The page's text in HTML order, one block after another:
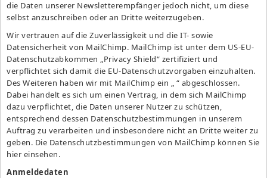
die Daten unserer Newsletterempfänger jedoch nicht, um diese
selbst anzuschreiben oder an Dritte weiterzugeben.
Wir vertrauen auf die Zuverlässigkeit und die IT- sowie
Datensicherheit von MailChimp. MailChimp ist unter dem US-EU-
Datenschutzabkommen „Privacy Shield“ zertifiziert und
verpflichtet sich damit die EU-Datenschutzvorgaben einzuhalten.
Des Weiteren haben wir mit MailChimp ein „ “ abgeschlossen.
Dabei handelt es sich um einen Vertrag, in dem sich MailChimp
dazu verpflichtet, die Daten unserer Nutzer zu schützen,
entsprechend dessen Datenschutzbestimmungen in unserem
Auftrag zu verarbeiten und insbesondere nicht an Dritte weiter zu
geben. Die Datenschutzbestimmungen von MailChimp können Sie
hier einsehen.
Anmeldedaten